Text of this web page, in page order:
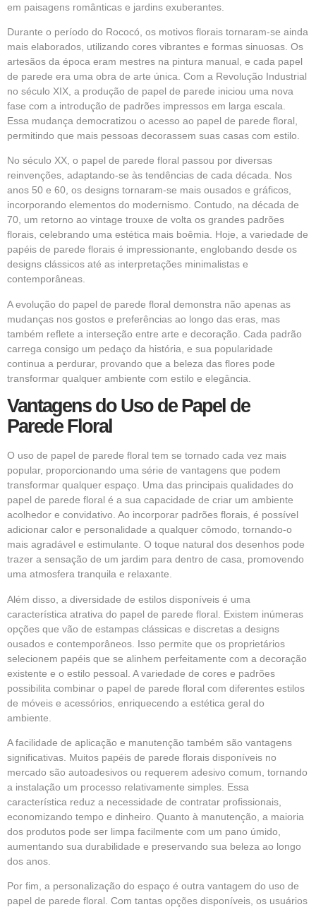
em paisagens românticas e jardins exuberantes.
Durante o período do Rococó, os motivos florais tornaram-se ainda
mais elaborados, utilizando cores vibrantes e formas sinuosas. Os
artesãos da época eram mestres na pintura manual, e cada papel
de parede era uma obra de arte única. Com a Revolução Industrial
no século XIX, a produção de papel de parede iniciou uma nova
fase com a introdução de padrões impressos em larga escala.
Essa mudança democratizou o acesso ao papel de parede floral,
permitindo que mais pessoas decorassem suas casas com estilo.
No século XX, o papel de parede floral passou por diversas
reinvenções, adaptando-se às tendências de cada década. Nos
anos 50 e 60, os designs tornaram-se mais ousados e gráficos,
incorporando elementos do modernismo. Contudo, na década de
70, um retorno ao vintage trouxe de volta os grandes padrões
florais, celebrando uma estética mais boêmia. Hoje, a variedade de
papéis de parede florais é impressionante, englobando desde os
designs clássicos até as interpretações minimalistas e
contemporâneas.
A evolução do papel de parede floral demonstra não apenas as
mudanças nos gostos e preferências ao longo das eras, mas
também reflete a interseção entre arte e decoração. Cada padrão
carrega consigo um pedaço da história, e sua popularidade
continua a perdurar, provando que a beleza das flores pode
transformar qualquer ambiente com estilo e elegância.
Vantagens do Uso de Papel de
Parede Floral
O uso de papel de parede floral tem se tornado cada vez mais
popular, proporcionando uma série de vantagens que podem
transformar qualquer espaço. Uma das principais qualidades do
papel de parede floral é a sua capacidade de criar um ambiente
acolhedor e convidativo. Ao incorporar padrões florais, é possível
adicionar calor e personalidade a qualquer cômodo, tornando-o
mais agradável e estimulante. O toque natural dos desenhos pode
trazer a sensação de um jardim para dentro de casa, promovendo
uma atmosfera tranquila e relaxante.
Além disso, a diversidade de estilos disponíveis é uma
característica atrativa do papel de parede floral. Existem inúmeras
opções que vão de estampas clássicas e discretas a designs
ousados e contemporâneos. Isso permite que os proprietários
selecionem papéis que se alinhem perfeitamente com a decoração
existente e o estilo pessoal. A variedade de cores e padrões
possibilita combinar o papel de parede floral com diferentes estilos
de móveis e acessórios, enriquecendo a estética geral do
ambiente.
A facilidade de aplicação e manutenção também são vantagens
significativas. Muitos papéis de parede florais disponíveis no
mercado são autoadesivos ou requerem adesivo comum, tornando
a instalação um processo relativamente simples. Essa
característica reduz a necessidade de contratar profissionais,
economizando tempo e dinheiro. Quanto à manutenção, a maioria
dos produtos pode ser limpa facilmente com um pano úmido,
aumentando sua durabilidade e preservando sua beleza ao longo
dos anos.
Por fim, a personalização do espaço é outra vantagem do uso de
papel de parede floral. Com tantas opções disponíveis, os usuários